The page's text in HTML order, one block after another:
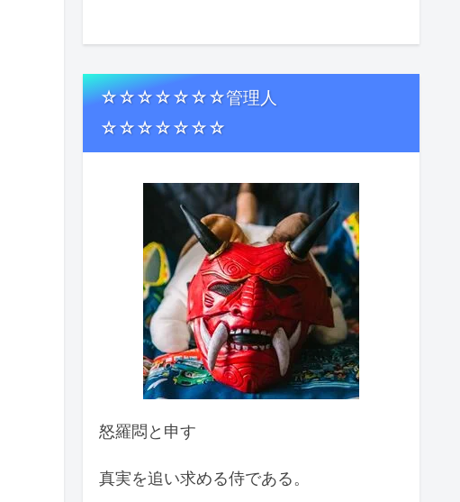
☆☆☆☆☆☆☆管理人
☆☆☆☆☆☆☆
怒羅悶と申す
真実を追い求める侍である。